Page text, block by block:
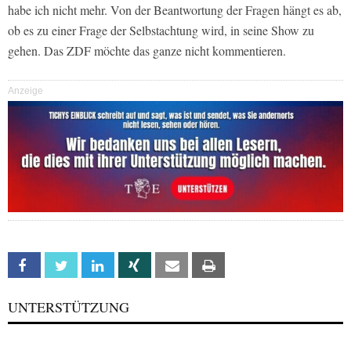
habe ich nicht mehr. Von der Beantwortung der Fragen hängt es ab,
ob es zu einer Frage der Selbstachtung wird, in seine Show zu
gehen. Das ZDF möchte das ganze nicht kommentieren.
Anzeige
Facebook Twitter Linkedin Xing Email
UNTERSTÜTZUNG